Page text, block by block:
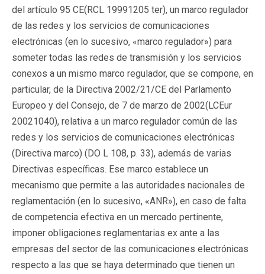
del artículo 95 CE(RCL 19991205 ter), un marco regulador
de las redes y los servicios de comunicaciones
electrónicas (en lo sucesivo, «marco regulador») para
someter todas las redes de transmisión y los servicios
conexos a un mismo marco regulador, que se compone, en
particular, de la Directiva 2002/21/CE del Parlamento
Europeo y del Consejo, de 7 de marzo de 2002(LCEur
20021040), relativa a un marco regulador común de las
redes y los servicios de comunicaciones electrónicas
(Directiva marco) (DO L 108, p. 33), además de varias
Directivas específicas. Ese marco establece un
mecanismo que permite a las autoridades nacionales de
reglamentación (en lo sucesivo, «ANR»), en caso de falta
de competencia efectiva en un mercado pertinente,
imponer obligaciones reglamentarias ex ante a las
empresas del sector de las comunicaciones electrónicas
respecto a las que se haya determinado que tienen un